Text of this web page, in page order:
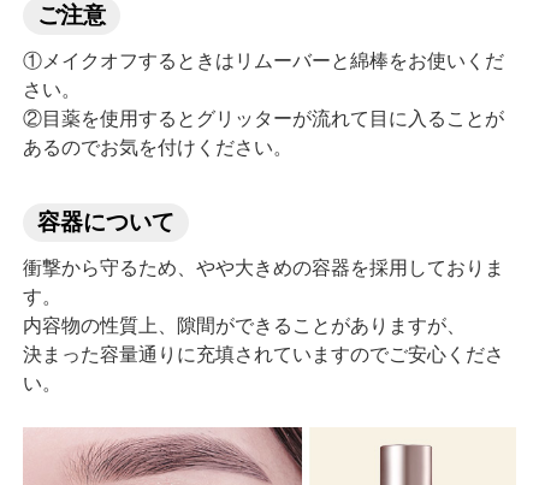
ご注意
①メイクオフするときはリムーバーと綿棒をお使いくだ
さい。
②目薬を使用するとグリッターが流れて目に入ることが
あるのでお気を付けください。
容器について
衝撃から守るため、やや大きめの容器を採用しておりま
す。
内容物の性質上、隙間ができることがありますが、
決まった容量通りに充填されていますのでご安心くださ
い。